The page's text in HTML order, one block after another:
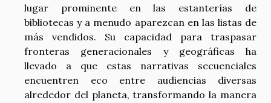
lugar prominente en las estanterías de
bibliotecas y a menudo aparezcan en las listas de
más vendidos. Su capacidad para traspasar
fronteras generacionales y geográficas ha
llevado a que estas narrativas secuenciales
encuentren eco entre audiencias diversas
alrededor del planeta, transformando la manera